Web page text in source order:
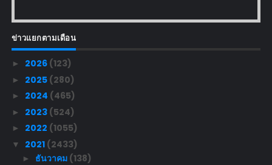
ข่าวแยกตามเดือน
► 2026 (123)
► 2025 (280)
► 2024 (465)
► 2023 (524)
► 2022 (1055)
▼ 2021 (2433)
► ธันวาคม (138)